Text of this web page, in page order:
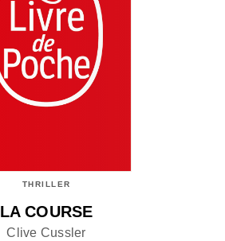
THRILLER
LA COURSE
Clive Cussler